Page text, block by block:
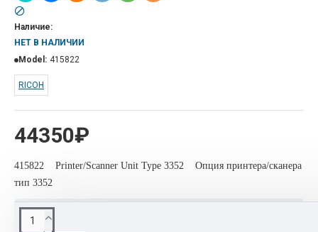
44350₽
Наличие:
НЕТ В НАЛИЧИИ
Model: 415822
RICOH
415822 Printer/Scanner Unit Type 3352 Опция принтера/сканера
тип 3352
ОПИСАНИЕ